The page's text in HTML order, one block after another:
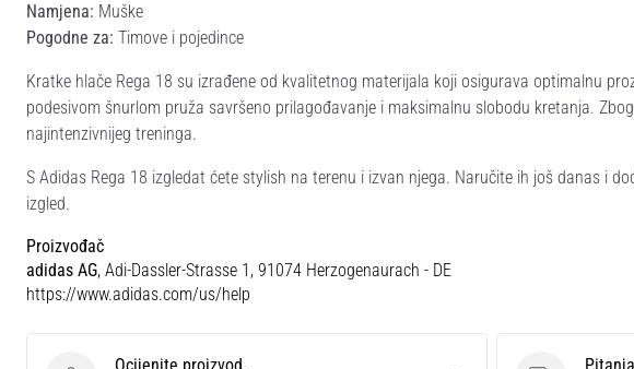
Namjena: Muške
Pogodne za: Timove i pojedince
Kratke hlače Rega 18 su izrađene od kvalitetnog materijala koji osigurava optimalnu
podesivom šnurlom pruža savršeno prilagođavanje i maksimalnu slobodu kretanja.
najintenzivnijeg treninga.
S Adidas Rega 18 izgledat ćete stylish na terenu i izvan njega. Naručite ih još danas i
izgled.
Proizvođač
adidas AG, Adi-Dassler-Strasse 1, 91074 Herzogenaurach - DE
https://www.adidas.com/us/help